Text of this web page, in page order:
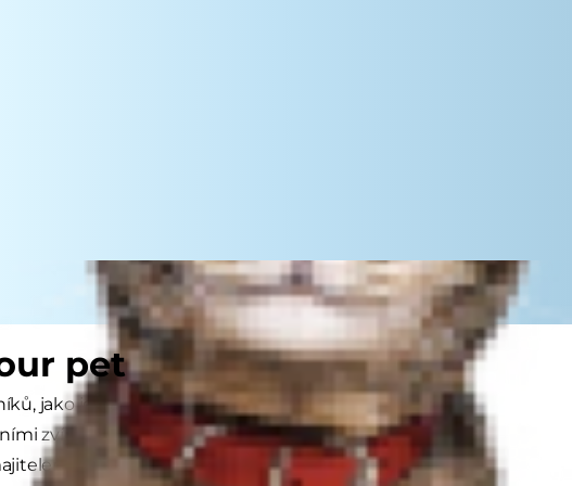
pet
jako je například první přivedení kočky
zvířaty. Další důležité první kroky
zvířete, je spojeno s mnoha novými